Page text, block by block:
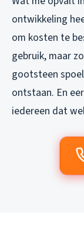
ontwikkeling
om kosten te
gebruik, maar
gootsteen
ontstaan. En
iedereen dat